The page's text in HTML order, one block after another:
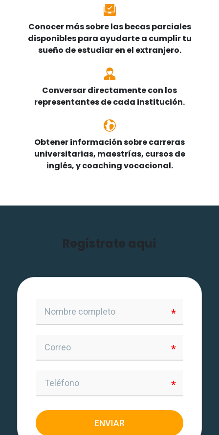
Conocer más sobre las becas parciales
disponibles para ayudarte a cumplir tu
sueño de estudiar en el extranjero.
Conversar directamente con los
representantes de cada institución.
Obtener información sobre carreras
universitarias, maestrías, cursos de
inglés, y coaching vocacional.
Registrate aquí